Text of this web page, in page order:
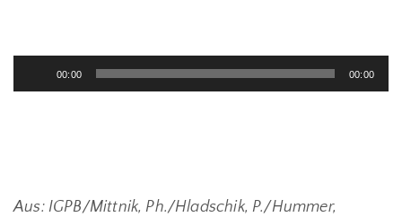
Audio-
Player
00:00 00:00
Aus: IGPB/Mittnik, Ph./Hladschik, P./Hummer,